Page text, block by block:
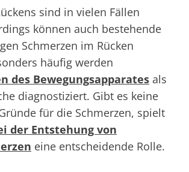
sind in vielen Fällen
können auch bestehende
Schmerzen im Rücken
häufig werden
des Bewegungsapparates als
diagnostiziert. Gibt es keine
für die Schmerzen, spielt
der Entstehung von
eine entscheidende Rolle.